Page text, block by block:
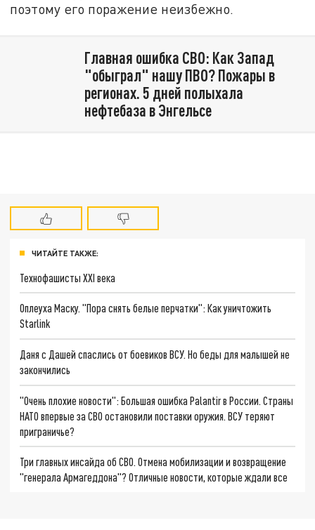
поэтому его поражение неизбежно.
Главная ошибка СВО: Как Запад
"обыграл" нашу ПВО? Пожары в
регионах. 5 дней полыхала
нефтебаза в Энгельсе
ЧИТАЙТЕ ТАКЖЕ:
Технофашисты XXI века
Оплеуха Маску. "Пора снять белые перчатки": Как уничтожить
Starlink
Даня с Дашей спаслись от боевиков ВСУ. Но беды для малышей не
закончились
"Очень плохие новости": Большая ошибка Palantir в России. Страны
НАТО впервые за СВО остановили поставки оружия. ВСУ теряют
приграничье?
Три главных инсайда об СВО. Отмена мобилизации и возвращение
"генерала Армагеддона"? Отличные новости, которые ждали все